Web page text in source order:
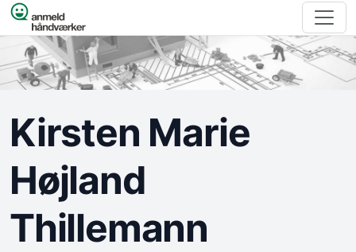
Spring til indhold
Kirsten Marie
Højland
Thillemann